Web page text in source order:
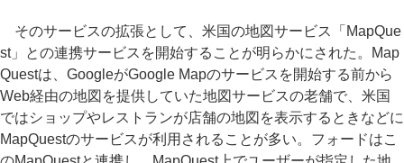
そのサービスの拡張として、米国の地図サービス「MapQue
st」との連携サービスを開始することが明らかにされた。Map
Questは、GoogleがGoogle Mapのサービスを開始する前から
Web経由の地図を提供していた地図サービスの老舗で、米国
ではショップやレストランが店舗の地図を表示するときなどに
MapQuestのサービスが利用されることが多い。フォードはこ